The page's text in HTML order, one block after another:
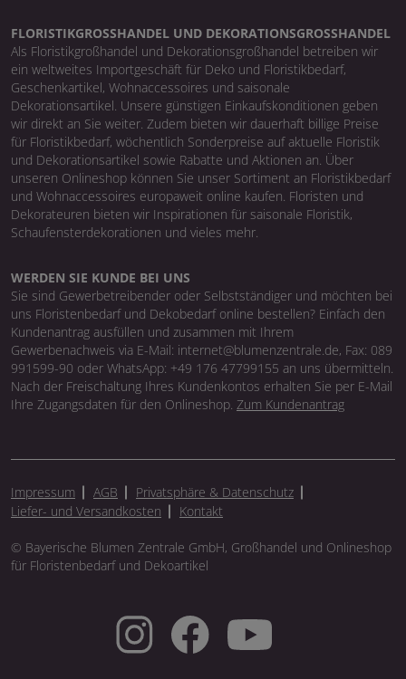
FLORISTIKGROSSHANDEL UND DEKORATIONSGROSSHANDEL
Als Floristikgroßhandel und Dekorationsgroßhandel betreiben wir
ein weltweites Importgeschäft für Deko und Floristikbedarf,
Geschenkartikel, Wohnaccessoires und saisonale
Dekorationsartikel. Unsere günstigen Einkaufskonditionen geben
wir direkt an Sie weiter. Zudem bieten wir dauerhaft billige Preise
für Floristikbedarf, wöchentlich Sonderpreise auf aktuelle Floristik
und Dekorationsartikel sowie Rabatte und Aktionen an. Über
unseren Onlineshop können Sie unser Sortiment an Floristikbedarf
und Wohnaccessoires europaweit online kaufen. Floristen und
Dekorateuren bieten wir Inspirationen für saisonale Floristik,
Schaufensterdekorationen und vieles mehr.
WERDEN SIE KUNDE BEI UNS
Sie sind Gewerbetreibender oder Selbstständiger und möchten bei
uns Floristenbedarf und Dekobedarf online bestellen? Einfach den
Kundenantrag ausfüllen und zusammen mit Ihrem
Gewerbenachweis via E-Mail: internet@blumenzentrale.de, Fax: 089
991599-90 oder WhatsApp: +49 176 47799155 an uns übermitteln.
Nach der Freischaltung Ihres Kundenkontos erhalten Sie per E-Mail
Ihre Zugangsdaten für den Onlineshop. Zum Kundenantrag
Impressum AGB
Privatsphäre & Datenschutz
Liefer- und Versandkosten
Kontakt
© Bayerische Blumen Zentrale GmbH, Großhandel und Onlineshop
für Floristenbedarf und Dekoartikel